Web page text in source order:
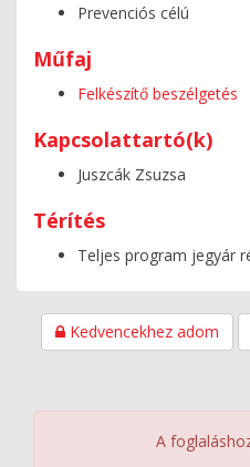
Prevenciós célú
Műfaj
Felkészítő beszélgetés
Kapcsolattartó(k)
Juszcák Zsuzsa
Térítés
Teljes program jegyár
Kedvencekhez adom
A